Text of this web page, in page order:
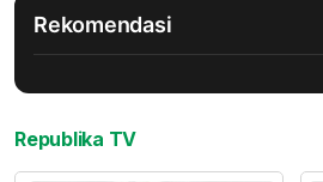
Rekomendasi
Republika TV